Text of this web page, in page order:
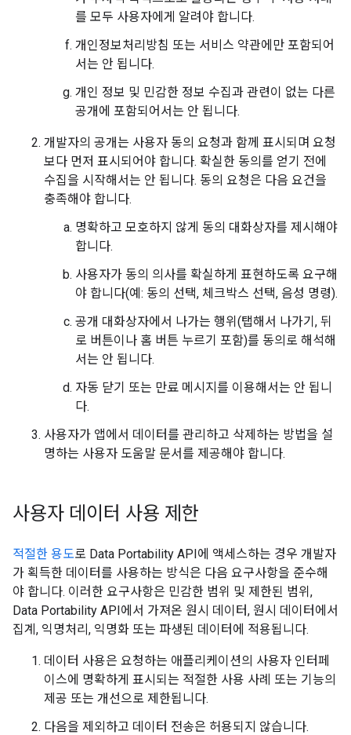
를 모두 사용자에게 알려야 합니다.
개인정보처리방침 또는 서비스 약관에만 포함되어
서는 안 됩니다.
개인 정보 및 민감한 정보 수집과 관련이 없는 다른
공개에 포함되어서는 안 됩니다.
개발자의 공개는 사용자 동의 요청과 함께 표시되며 요청
보다 먼저 표시되어야 합니다. 확실한 동의를 얻기 전에
수집을 시작해서는 안 됩니다. 동의 요청은 다음 요건을
충족해야 합니다.
명확하고 모호하지 않게 동의 대화상자를 제시해야
합니다.
사용자가 동의 의사를 확실하게 표현하도록 요구해
야 합니다(예: 동의 선택, 체크박스 선택, 음성 명령).
공개 대화상자에서 나가는 행위(탭해서 나가기, 뒤
로 버튼이나 홈 버튼 누르기 포함)를 동의로 해석해
서는 안 됩니다.
자동 닫기 또는 만료 메시지를 이용해서는 안 됩니
다.
사용자가 앱에서 데이터를 관리하고 삭제하는 방법을 설
명하는 사용자 도움말 문서를 제공해야 합니다.
사용자 데이터 사용 제한
적절한 용도로 Data Portability API에 액세스하는 경우 개발자
가 획득한 데이터를 사용하는 방식은 다음 요구사항을 준수해
야 합니다. 이러한 요구사항은 민감한 범위 및 제한된 범위,
Data Portability API에서 가져온 원시 데이터, 원시 데이터에서
집계, 익명처리, 익명화 또는 파생된 데이터에 적용됩니다.
데이터 사용은 요청하는 애플리케이션의 사용자 인터페
이스에 명확하게 표시되는 적절한 사용 사례 또는 기능의
제공 또는 개선으로 제한됩니다.
다음을 제외하고 데이터 전송은 허용되지 않습니다.